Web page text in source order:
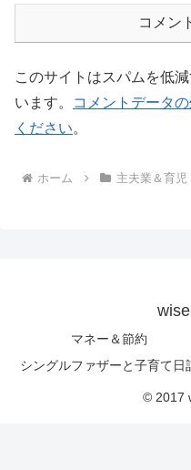
コメン
このサイトはスパムを低
います。
コメントデータ
ください。
ホーム 主夫業＆育児
マネー＆節約
シングルファザーと子育て日
© 2017